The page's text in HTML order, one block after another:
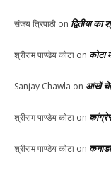
संजय त्रिपाठी on द्वितीया का
श्रीराम पाण्डेय कोटा on कोटा
Sanjay Chawla on आंखें
श्रीराम पाण्डेय कोटा on
श्रीराम पाण्डेय कोटा on